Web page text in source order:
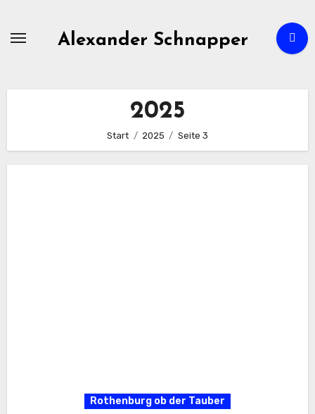
Alexander Schnapper
2025
Start 2025 Seite 3
Rothenburg ob der Tauber